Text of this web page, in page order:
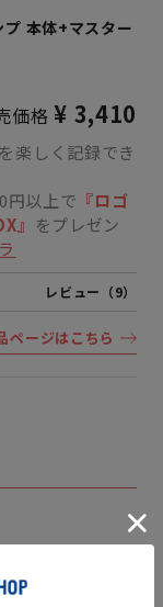
本体+マスター
価格¥ 3,410
楽しく記録でき
円以上で 『ロゴ
』 をプレゼン
レビュー（9）
ページはこちら
ース模様やスイ